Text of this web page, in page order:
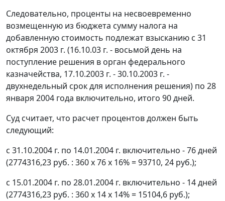
Следовательно, проценты на несвоевременно
возмещенную из бюджета сумму налога на
добавленную стоимость подлежат взысканию с 31
октября 2003 г. (16.10.03 г. - восьмой день на
поступление решения в орган федерального
казначейства, 17.10.2003 г. - 30.10.2003 г. -
двухнедельный срок для исполнения решения) по 28
января 2004 года включительно, итого 90 дней.
Суд считает, что расчет процентов должен быть
следующий:
c 31.10.2004 г. по 14.01.2004 г. включительно - 76 дней
(2774316,23 руб. : 360 х 76 х 16% = 93710, 24 руб.);
с 15.01.2004 г. по 28.01.2004 г. включительно - 14 дней
(2774316,23 руб. : 360 х 14 х 14% = 15104,6 руб.);